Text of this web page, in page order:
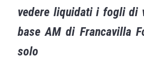
vedere liquidati i fogli di
base AM di Francavilla
solo